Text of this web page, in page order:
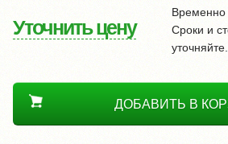
Уточнить цену
Временно
Сроки и
уточняйте.
ДОБАВИТЬ В